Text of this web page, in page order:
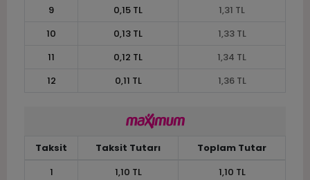
9
0,15 TL
1,31 TL
10
0,13 TL
1,33 TL
11
0,12 TL
1,34 TL
12
0,11 TL 1,36 TL
Taksit Taksit Tutarı
Toplam Tutar
1
1,10 TL
1,10 TL